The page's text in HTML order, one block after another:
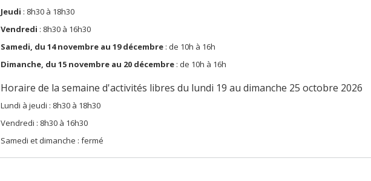
Jeudi : 8h30 à 18h30
Vendredi : 8h30 à 16h30
Samedi, du 14 novembre au 19 décembre : de 10h à 16h
Dimanche, du 15 novembre au 20 décembre : de 10h à 16h
Horaire de la semaine d'activités libres du lundi 19 au dimanche 25 octobre 2026
Lundi à jeudi : 8h30 à 18h30
Vendredi : 8h30 à 16h30
Samedi et dimanche : fermé